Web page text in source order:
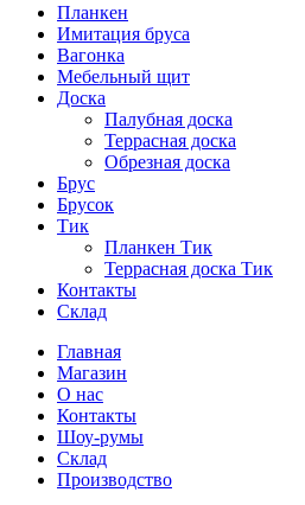
Планкен
Имитация бруса
Вагонка
Мебельный щит
Доска
Палубная доска
Террасная доска
Обрезная доска
Брус
Брусок
Тик
Планкен Тик
Террасная доска Тик
Контакты
Склад
Главная
Магазин
О нас
Контакты
Шоу-румы
Склад
Производство